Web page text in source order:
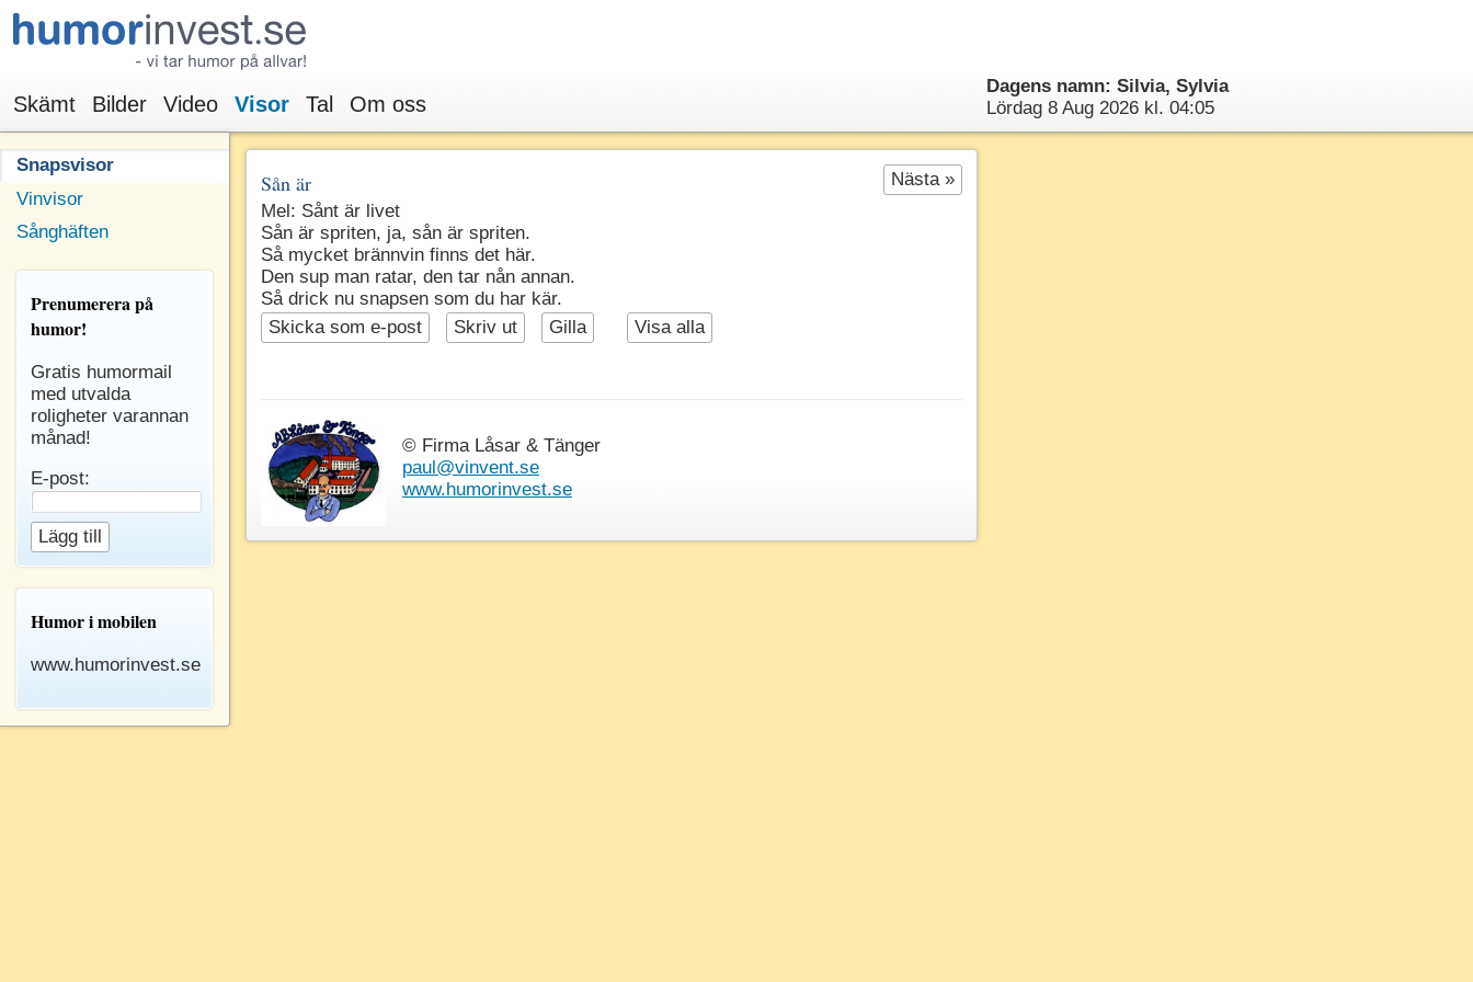
Dagens namn: Silvia, Sylvia
Lördag 8 Aug 2026 kl. 04:05
Skämt Bilder Video Visor Tal Om oss
Snapsvisor
Vinvisor
Sånghäften
Prenumererapå
humor!
Gratis humormail
med utvalda
roligheter varannan
månad!
E-post:
Humor i mobilen
www.humorinvest.se
Nästa »
Sån är
Mel: Sånt är livet
Sån är spriten, ja, sån är spriten.
Så mycket brännvin finns det här.
Den sup man ratar, den tar nån annan.
Så drick nu snapsen som du har kär.
Skicka som e-post
Skriv ut Gilla Visa alla
© Firma Låsar & Tänger
paul@vinvent.se
www.humorinvest.se